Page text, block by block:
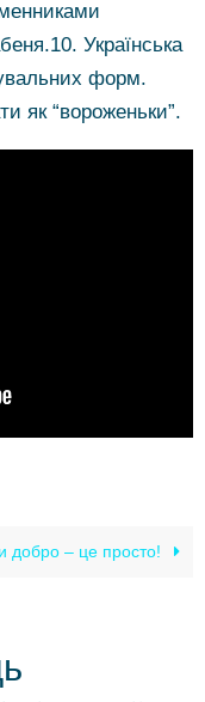
Українська
форм.
як “вороженьки”.
добро – це просто!